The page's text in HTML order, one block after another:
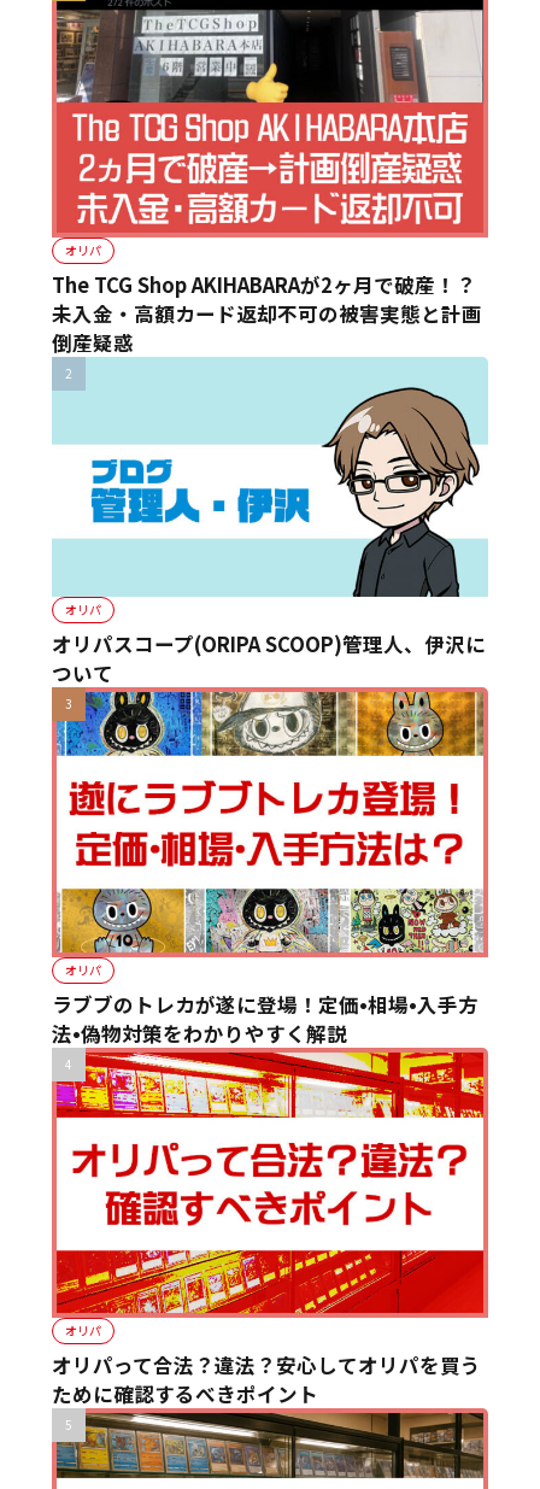
オリパ
The TCG Shop AKIHABARAが2ヶ月で破産！？
未入金・高額カード返却不可の被害実態と計画
倒産疑惑
オリパ
オリパスコープ(ORIPA SCOOP)管理人、伊沢に
ついて
オリパ
ラブブのトレカが遂に登場！定価•相場•入手方
法•偽物対策をわかりやすく解説
オリパ
オリパって合法？違法？安心してオリパを買う
ために確認するべきポイント